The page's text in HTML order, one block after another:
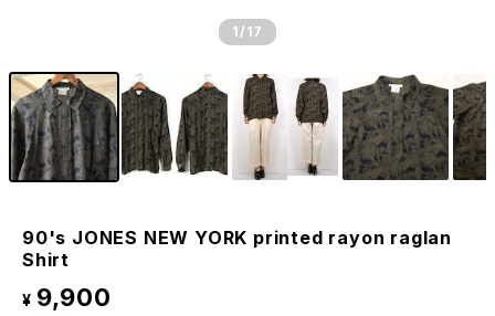
1 /17
90's JONES NEW YORK printed rayon raglan
Shirt
¥ 9,900